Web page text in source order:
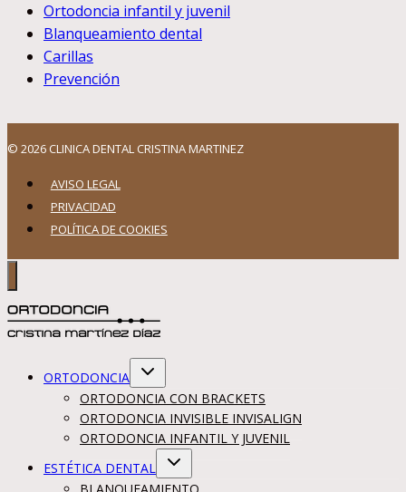
Ortodoncia infantil y juvenil
Blanqueamiento dental
Carillas
Prevención
© 2026 CLINICA DENTAL CRISTINA MARTINEZ
AVISO LEGAL
PRIVACIDAD
POLÍTICA DE COOKIES
ORTODONCIA
Alternar
menú
hijo
ORTODONCIA CON BRACKETS
ORTODONCIA INVISIBLE INVISALIGN
ORTODONCIA INFANTIL Y JUVENIL
ESTÉTICA DENTAL
Alternar
menú
hijo
BLANQUEAMIENTO